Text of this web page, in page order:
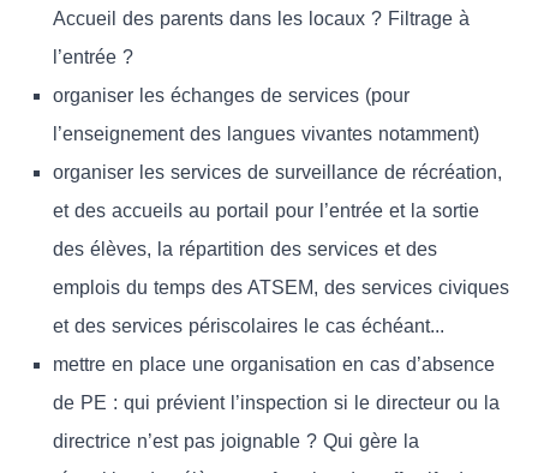
Accueil des parents dans les locaux ? Filtrage à
l’entrée ?
organiser les échanges de services (pour
l’enseignement des langues vivantes notamment)
organiser les services de surveillance de récréation,
et des accueils au portail pour l’entrée et la sortie
des élèves, la répartition des services et des
emplois du temps des ATSEM, des services civiques
et des services périscolaires le cas échéant...
mettre en place une organisation en cas d’absence
de PE : qui prévient l’inspection si le directeur ou la
directrice n’est pas joignable ? Qui gère la